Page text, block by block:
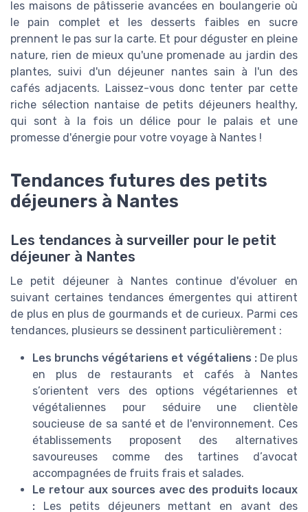
les maisons de pâtisserie avancées en boulangerie où
le pain complet et les desserts faibles en sucre
prennent le pas sur la carte. Et pour déguster en pleine
nature, rien de mieux qu'une promenade au jardin des
plantes, suivi d'un déjeuner nantes sain à l'un des
cafés adjacents. Laissez-vous donc tenter par cette
riche sélection nantaise de petits déjeuners healthy,
qui sont à la fois un délice pour le palais et une
promesse d'énergie pour votre voyage à Nantes !
Tendances futures des petits
déjeuners à Nantes
Les tendances à surveiller pour le petit
déjeuner à Nantes
Le petit déjeuner à Nantes continue d'évoluer en
suivant certaines tendances émergentes qui attirent
de plus en plus de gourmands et de curieux. Parmi ces
tendances, plusieurs se dessinent particulièrement :
Les brunchs végétariens et végétaliens :De plus
en plus de restaurants et cafés à Nantes
s’orientent vers des options végétariennes et
végétaliennes pour séduire une clientèle
soucieuse de sa santé et de l'environnement. Ces
établissements proposent des alternatives
savoureuses comme des tartines d’avocat
accompagnées de fruits frais et salades.
Le retour aux sources avec des produits locaux
: Les petits déjeuners mettant en avant des